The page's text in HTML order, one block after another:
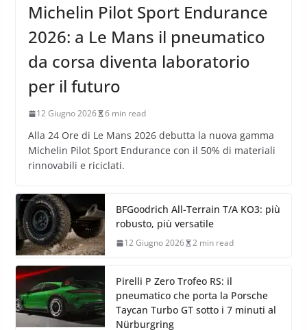
Michelin Pilot Sport Endurance
2026: a Le Mans il pneumatico
da corsa diventa laboratorio
per il futuro
12 Giugno 2026 6 min read
Alla 24 Ore di Le Mans 2026 debutta la nuova gamma
Michelin Pilot Sport Endurance con il 50% di materiali
rinnovabili e riciclati.
BFGoodrich All-Terrain T/A KO3: più
robusto, più versatile
12 Giugno 2026 2 min read
Pirelli P Zero Trofeo RS: il
pneumatico che porta la Porsche
Taycan Turbo GT sotto i 7 minuti al
Nürburgring